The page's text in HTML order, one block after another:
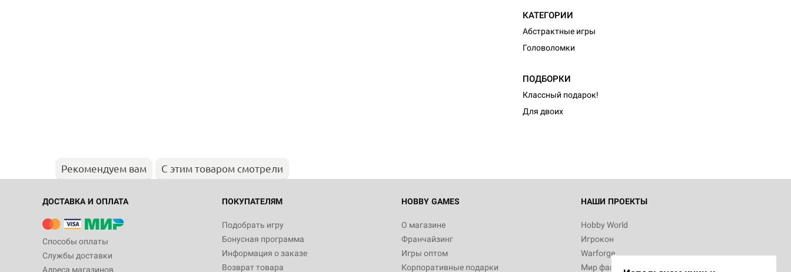
КАТЕГОРИИ
Абстрактные игры
Головоломки
ПОДБОРКИ
Классный подарок!
Для двоих
Рекомендуем вам С этим товаром смотрели
ДОСТАВКА И ОПЛАТА
Способы оплаты
Службы доставки
Адреса магазинов
ПОКУПАТЕЛЯМ
Подобрать игру
Бонусная программа
Информация о заказе
Возврат товара
HOBBY GAMES
О магазине
Франчайзинг
Игры оптом
Корпоративные подарки
НАШИ ПРОЕКТЫ
Hobby World
Игрокон
Warforge
Мир фантастики